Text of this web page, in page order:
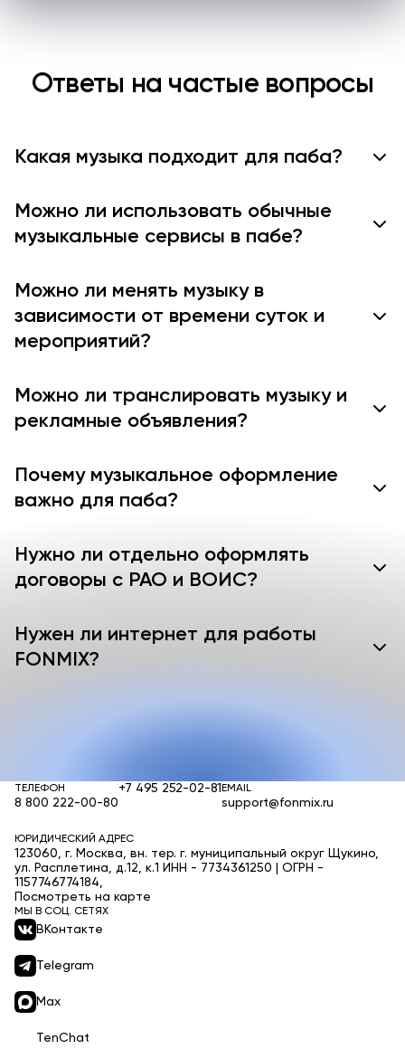
Ответы на частые вопросы
Какая музыка подходит для паба?
Можно ли использовать обычные
музыкальные сервисы в пабе?
Можно ли менять музыку в
зависимости от времени суток и
мероприятий?
Можно ли транслировать музыку и
рекламные объявления?
Почему музыкальное оформление
важно для паба?
Нужно ли отдельно оформлять
договоры с РАО и ВОИС?
Нужен ли интернет для работы
FONMIX?
ТЕЛЕФОН
8 800 222-00-80
+7 495 252-02-81 EMAIL
support@fonmix.ru
ЮРИДИЧЕСКИЙ АДРЕС
123060, г. Москва, вн. тер. г. муниципальный округ Щукино,
ул. Расплетина, д.12, к.1 ИНН - 7734361250 | ОГРН -
1157746774184,
Посмотреть на карте
МЫ В СОЦ. СЕТЯХ
ВКонтакте
Telegram
Max
TenChat